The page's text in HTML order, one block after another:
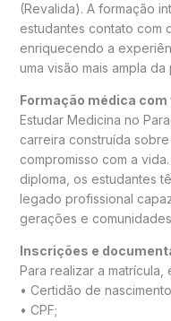
(Revalida). A formação
estudantes contato com
enriquecendo a
uma visão mais ampla da
Formação médica
Estudar Medicina no
carreira construída
compromisso com a
diploma, os estudantes
legado profissional
gerações e
Inscrições e
Para realizar a
• Certidão de
• CPF;